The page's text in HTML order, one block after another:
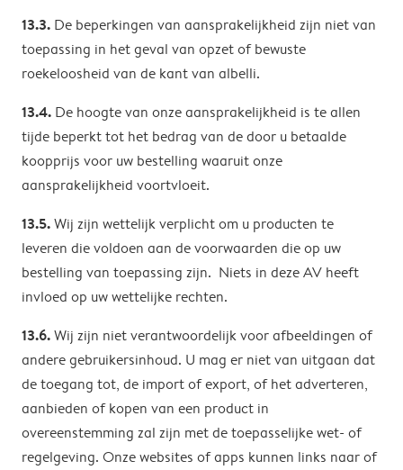
13.3. De beperkingen van aansprakelijkheid zijn niet van
toepassing in het geval van opzet of bewuste
roekeloosheid van de kant van albelli.
13.4. De hoogte van onze aansprakelijkheid is te allen
tijde beperkt tot het bedrag van de door u betaalde
koopprijs voor uw bestelling waaruit onze
aansprakelijkheid voortvloeit.
13.5.Wij zijn wettelijk verplicht om u producten te
leveren die voldoen aan de voorwaarden die op uw
bestelling van toepassing zijn. Niets in deze AV heeft
invloed op uw wettelijke rechten.
13.6.Wij zijn niet verantwoordelijk voor afbeeldingen of
andere gebruikersinhoud. U mag er niet van uitgaan dat
de toegang tot, de import of export, of het adverteren,
aanbieden of kopen van een product in
overeenstemming zal zijn met de toepasselijke wet- of
regelgeving. Onze websites of apps kunnen links naar of